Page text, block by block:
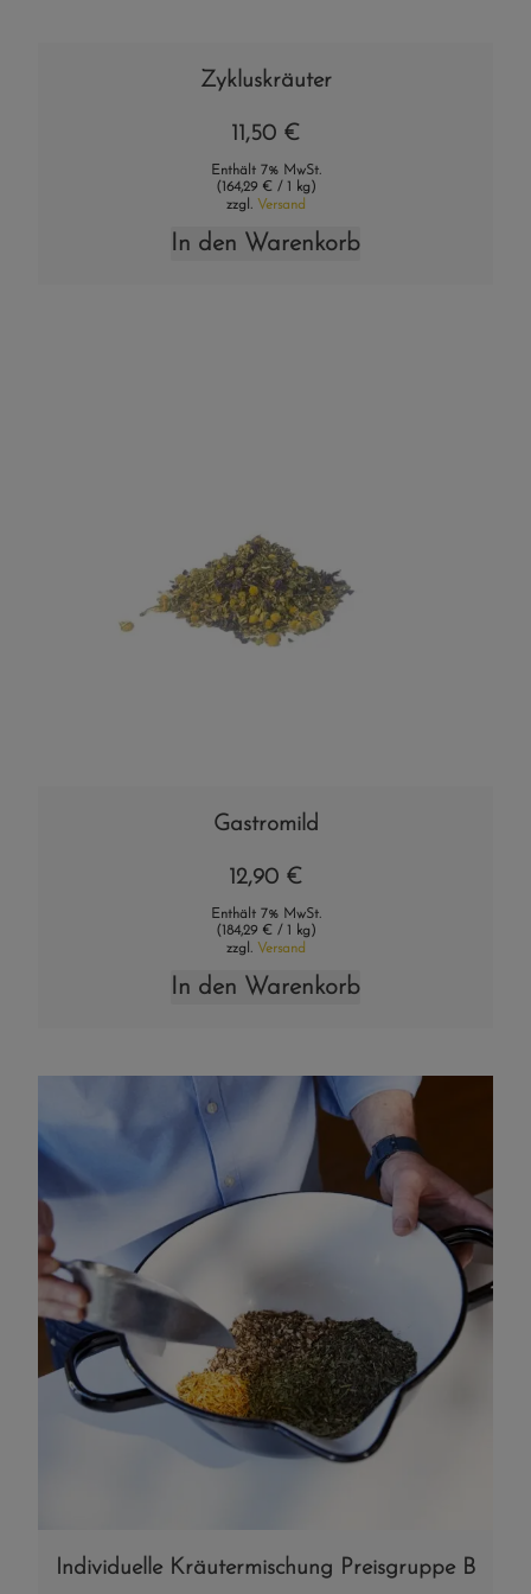
Zykluskräuter
11,50 €
Enthält 7% MwSt.
(164,29 € / 1 kg)
zzgl. Versand
In den Warenkorb
Gastromild
12,90 €
Enthält 7% MwSt.
(184,29 € / 1 kg)
zzgl. Versand
In den Warenkorb
Individuelle Kräutermischung Preisgruppe B